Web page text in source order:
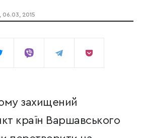
06.03, 2015
захищений
країн Варшавського